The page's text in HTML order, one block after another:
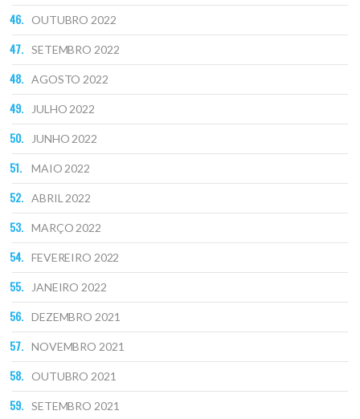
OUTUBRO 2022
SETEMBRO 2022
AGOSTO 2022
JULHO 2022
JUNHO 2022
MAIO 2022
ABRIL 2022
MARÇO 2022
FEVEREIRO 2022
JANEIRO 2022
DEZEMBRO 2021
NOVEMBRO 2021
OUTUBRO 2021
SETEMBRO 2021